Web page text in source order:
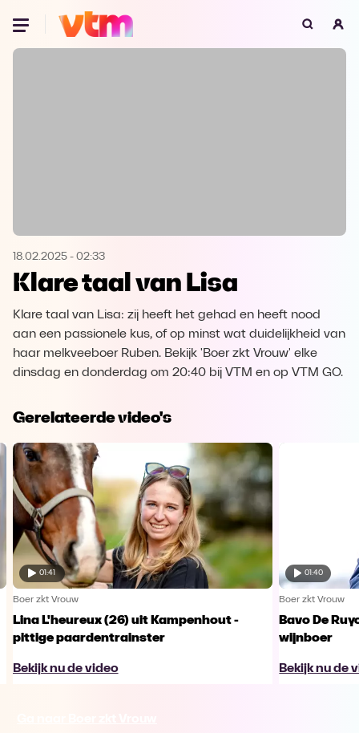
Oeps, browser niet ondersteund
Microsoft Edge
18.02.2025 - 02:33
Klare taal van Lisa
Klare taal van Lisa: zij heeft het gehad en heeft nood
aan een passionele kus, of op minst wat duidelijkheid van
haar melkveeboer Ruben. Bekijk 'Boer zkt Vrouw' elke
dinsdag en donderdag om 20:40 bij VTM en op VTM GO.
Gerelateerde video's
01:41
Boer zkt Vrouw
Lina L'heureux (26) uit Kampenhout -
pittige paardentrainster
Bekijk nu de video
01:40
Boer zkt Vrouw
Bavo De
wijnboer
Bekijk nu de